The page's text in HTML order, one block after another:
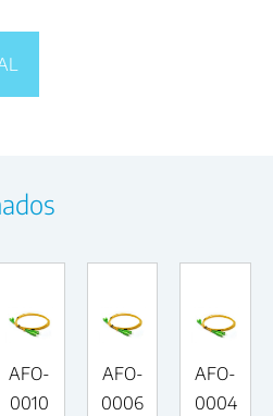
AFO-
0010
AFO-
0006
AFO-
0004